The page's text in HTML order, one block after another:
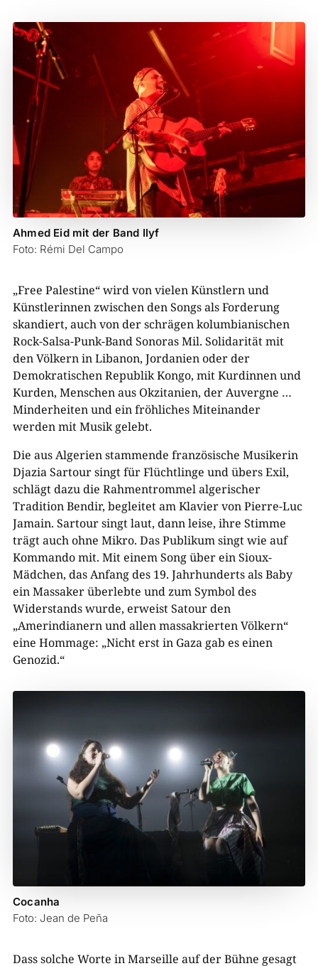
Ahmed Eid mit der Band Ilyf
Foto: Rémi Del Campo
„Free Palestine“ wird von vielen Künstlern und
Künstlerinnen zwischen den Songs als Forderung
skandiert, auch von der schrägen kolumbianischen
Rock-Salsa-Punk-Band Sonoras Mil. Solidarität mit
den Völkern in Libanon, Jordanien oder der
Demokratischen Republik Kongo, mit Kurdinnen und
Kurden, Menschen aus Okzitanien, der Auvergne …
Minderheiten und ein fröhliches Miteinander
werden mit Musik gelebt.
Die aus Algerien stammende französische Musikerin
Djazia Sartour singt für Flüchtlinge und übers Exil,
schlägt dazu die Rahmentrommel algerischer
Tradition Bendir, begleitet am Klavier von Pierre-Luc
Jamain. Sartour singt laut, dann leise, ihre Stimme
trägt auch ohne Mikro. Das Publikum singt wie auf
Kommando mit. Mit einem Song über ein Sioux-
Mädchen, das Anfang des 19. Jahrhunderts als Baby
ein Massaker überlebte und zum Symbol des
Widerstands wurde, erweist Satour den
„Amerindianern und allen massakrierten Völkern“
eine Hommage: „Nicht erst in Gaza gab es einen
Genozid.“
Cocanha
Foto: Jean de Peña
Dass solche Worte in Marseille auf der Bühne gesagt